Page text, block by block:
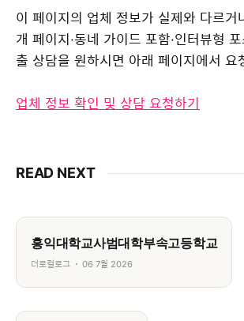
이 페이지의 업체 정보가 실제와 다르거
개 페이지·동네 가이드 포함·인터뷰형
출 상담을 원하시면 아래 페이지에서 요
업체 정보 확인 및 상담 요청하기
READ NEXT
홍익대학교사범대학부속고등학교
더로컬로그 06 7월 2026